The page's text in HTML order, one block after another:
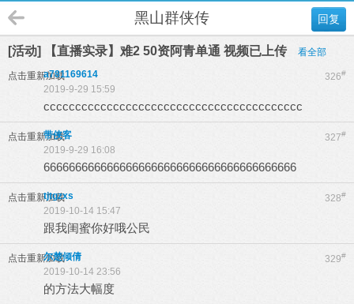
回复
黑山群侠传
[活动] 【直播实录】难2 50资阿青单通 视频已上传 看全部
点击重新加载 326#
a781169614
2019-9-29 15:59
ccccccccccccccccccccccccccccccccccccccccc
点击重新加载 327#
带侠客
2019-9-29 16:08
6666666666666666666666666666666666666666
点击重新加载 328#
tjtgzxs
2019-10-14 15:47
跟我闺蜜你好哦公民
点击重新加载 329#
尔楚倾倩
2019-10-14 23:56
的方法大幅度